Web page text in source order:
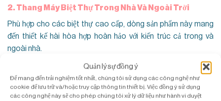
Quản lý sự đồng ý
Để mang đến trải nghiệm tốt nhất, chúng tôi sử dụng các công nghệ như
cookie để lưu trữ và/hoặc truy cập thông tin thiết bị. Việc đồng ý sử dụng
các công nghệ này sẽ cho phép chúng tôi xử lý dữ liệu như hành vi duyệt
2. Thang Máy Biệt Thự Trong Nhà Và Ngoài Trời
Phù hợp cho các biệt thự cao cấp, dòng sản phẩm này mang
đến thiết kế hài hòa hợp hoàn hảo với kiến trúc cả trong và
ngoài nhà.
Các Đặc Điểm Nổi Bật:
Sức chứa: 300-400kg.